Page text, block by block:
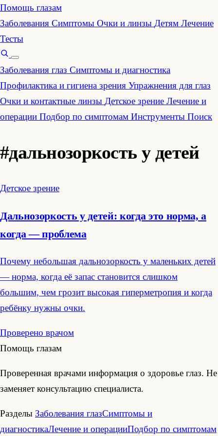
Помощь глазам
Заболевания Симптомы Очки и линзы Детям Лечение
Тесты
Заболевания глаз Симптомы и диагностика
Профилактика и гигиена зрения Упражнения для глаз
Очки и контактные линзы Детское зрение Лечение и
операции Подбор по симптомам Инструменты Поиск
#дальнозоркость у детей
Детское зрение
Дальнозоркость у детей: когда это норма, а
когда — проблема
Почему небольшая дальнозоркость у маленьких детей
— норма, когда её запас становится слишком
большим, чем грозит высокая гиперметропия и когда
ребёнку нужны очки.
Проверено врачом
Помощь глазам
Проверенная врачами информация о здоровье глаз. Не
заменяет консультацию специалиста.
Разделы Заболевания глазСимптомы и
диагностикаЛечение и операцииПодбор по симптомам